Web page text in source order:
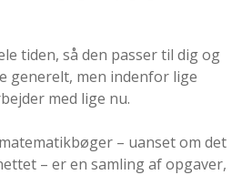
tiden, så den passer til dig og
generelt, men indenfor lige
med lige nu.
– uanset om det
– er en samling af opgaver,